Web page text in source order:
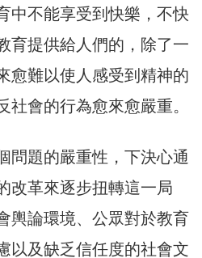
中不能享受到快樂，不快
育提供給人們的，除了一
愈難以使人感受到精神的
會的行為愈來愈嚴重。
問題的嚴重性，下決心通
改革來逐步扭轉這一局
輿論環境、公眾對於教育
以及缺乏信任度的社會文